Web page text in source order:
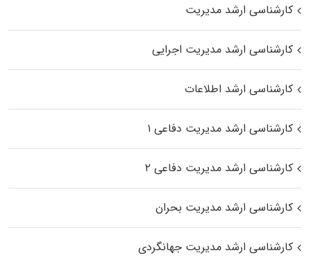
کارشناسی ارشد مدیریت
کارشناسی ارشد مدیریت اجرایی
کارشناسی ارشد اطلاعات
کارشناسی ارشد مدیریت دفاعی ۱
کارشناسی ارشد مدیریت دفاعی ۲
کارشناسی ارشد مدیریت بحران
کارشناسی ارشد مدیریت جهانگردی